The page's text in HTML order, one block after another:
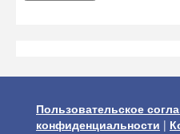
Пользовательское
конфиденциальности |